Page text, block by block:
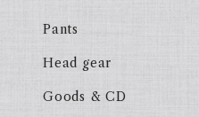
Pants
Head gear
Goods & CD